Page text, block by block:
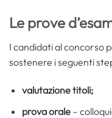
Le prove
I candidati al concorso
sostenere i seguenti
valutazione titoli;
prova orale–